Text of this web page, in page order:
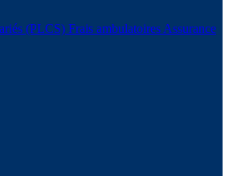
(PLCS) Frais ambulatoires Assurance